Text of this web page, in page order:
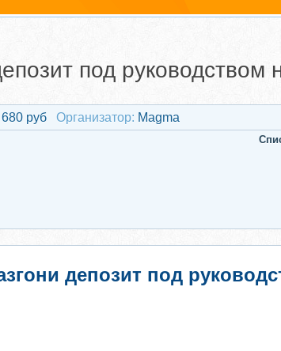
под
680 руб Организатор: Magma
депозит под